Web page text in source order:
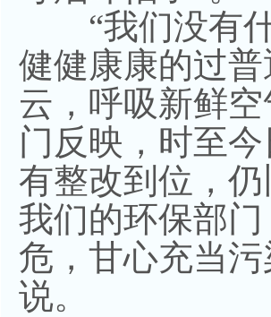
“我们没有什
健健康康的过
云，呼吸新鲜
门反映，时至
有整改到位，
我们的环保部
危，甘心充当
说。